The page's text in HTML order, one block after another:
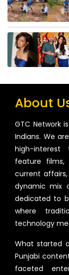
About
GTC Network
Indians. We
high-interest
feature films,
current
dynamic mix
dedicated to
where
technology
What started
Punjabi
faceted